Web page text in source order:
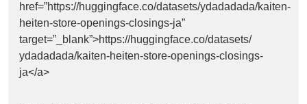
href=”https://huggingface.co/datasets/ydadadada/kaiten-
heiten-store-openings-closings-ja”
target=”_blank”>https://huggingface.co/datasets/
ydadadada/kaiten-heiten-store-openings-closings-
ja</a>